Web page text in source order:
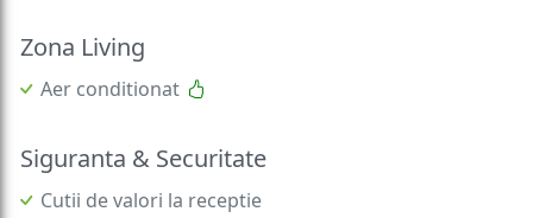
Zona Living
Aer conditionat
Siguranta & Securitate
Cutii de valori la receptie